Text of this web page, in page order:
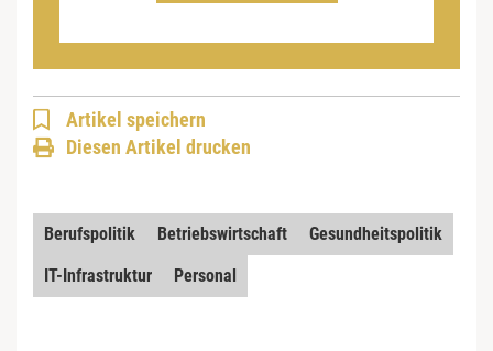
Artikel speichern
Diesen Artikel drucken
Berufspolitik Betriebswirtschaft
Gesundheitspolitik
IT-Infrastruktur
Personal